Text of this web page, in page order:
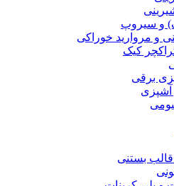
و سیروپ
و مروارید خوراکی
کیک
برقی
آشپزی
بستنی